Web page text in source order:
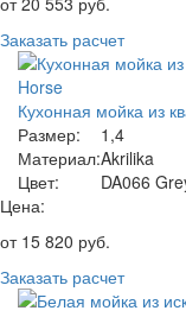
Заказать расчет
Кухонная мойка из
Размер:
1,4
Материал:Akrilika
Цвет:
DA066
Цена:
от 15 820 руб.
Заказать расчет